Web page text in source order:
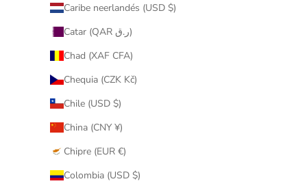
Caribe neerlandés (USD $)
Catar (QAR ر.ق)
Chad (XAF CFA)
Chequia (CZK Kč)
Chile (USD $)
China (CNY ¥)
Chipre (EUR €)
Colombia (USD $)